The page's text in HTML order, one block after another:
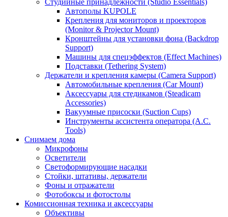
Студийные принадлежности (Studio Essentials)
Автополы KUPOLE
Крепления для мониторов и проекторов
(Monitor & Projector Mount)
Кронштейны для установки фона (Backdrop
Support)
Машины для спецэффектов (Effect Machines)
Подставки (Tethering System)
Держатели и крепления камеры (Camera Support)
Автомобильные крепления (Car Mount)
Аксессуары для стедикамов (Steadicam
Accessories)
Вакуумные присоски (Suction Cups)
Инструменты ассистента оператора (A.C.
Tools)
Снимаем дома
Микрофоны
Осветители
Светоформирующие насадки
Стойки, штативы, держатели
Фоны и отражатели
Фотобоксы и фотостолы
Комиссионная техника и аксессуары
Объективы